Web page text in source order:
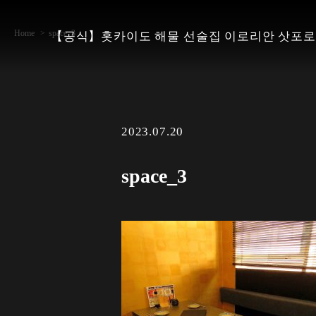
【공식】홋카이도 해물 선술집 이로리안 삿포
Home space_3
2023.07.20
space_3